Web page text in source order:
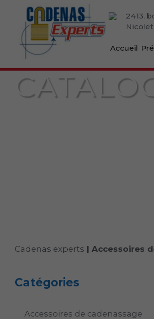
2413,
Nicolet
Accueil
Cadenas experts | Accessoires
Catégories
Accessoires de cadenassage